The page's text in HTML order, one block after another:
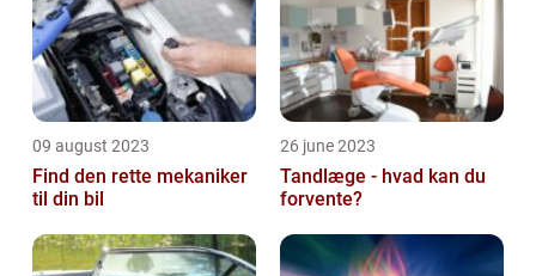
09 august 2023
Find den rette mekaniker
til din bil
26 june 2023
Tandlæge - hvad kan du
forvente?